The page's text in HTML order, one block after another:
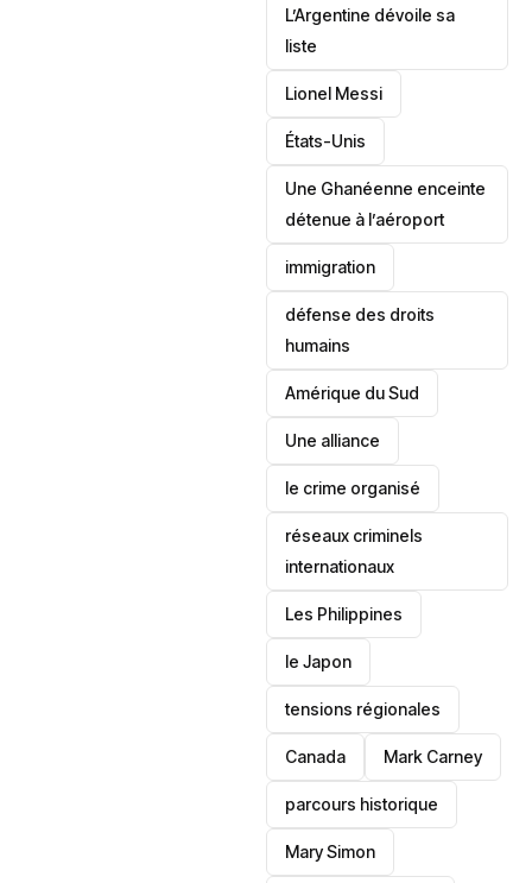
L’Argentine dévoile sa
liste
Lionel Messi
‎États-Unis
Une Ghanéenne enceinte
détenue à l’aéroport
immigration
défense des droits
humains
‎Amérique du Sud
Une alliance
le crime organisé
réseaux criminels
internationaux
‎Les Philippines
le Japon
tensions régionales
Canada Mark Carney
parcours historique
Mary Simon